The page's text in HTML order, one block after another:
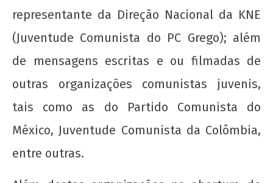
2012
wp-
representante da Direção Nacional da KNE
(Juventude Comunista do PC Grego); além
de mensagens escritas e ou filmadas de
outras organizações comunistas juvenis,
tais como as do Partido Comunista do
México, Juventude Comunista da Colômbia,
entre outras.